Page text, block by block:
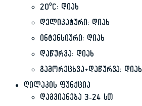
20ºC: დიახ
დელიკატური: დიახ
ინტენსიური: დიახ
დაწურვა: დიახ
გამორეცხვა+დაწურვა: დიახ
ღილაკის ფუნქცია
დაგვიანება 3-24 სთ